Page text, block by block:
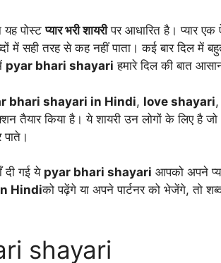
यह पोस्टप्यार भरी शायरीपर आधारित है। प्यार
में सही तरह से कह नहीं पाता। कई बार दिल में
pyar bhari shayari हमारे दिल की बात
bhari shayari in Hindi, love shayari
तैयार किया है। ये शायरी उन लोगों के लिए है
दी गई ये pyar bhari shayari आपको अपने
Hindiको पढ़ेंगे या अपने पार्टनर को भेजेंगे, तो
shayari